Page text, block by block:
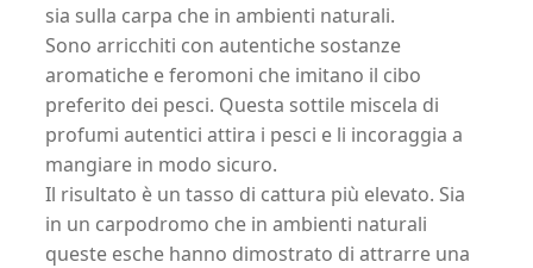
sia sulla carpa che in ambienti naturali.
Sono arricchiti con autentiche sostanze
aromatiche e feromoni che imitano il cibo
preferito dei pesci. Questa sottile miscela di
profumi autentici attira i pesci e li incoraggia a
mangiare in modo sicuro.
Il risultato è un tasso di cattura più elevato. Sia
in un carpodromo che in ambienti naturali
queste esche hanno dimostrato di attrarre una